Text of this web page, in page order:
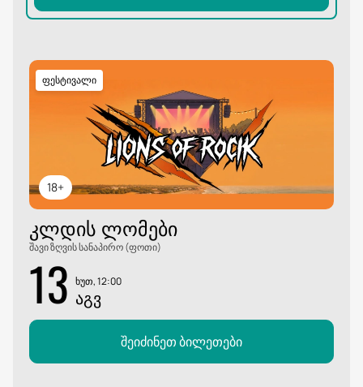
18+
ფესტივალი
ᲙᲚᲓᲘᲡ ᲚᲝᲛᲔᲑᲘ
შავი ზღვის სანაპირო (ფოთი)
13 ხუთ, 12:00
ᲐᲒᲕ
შეიძინეთ ბილეთები